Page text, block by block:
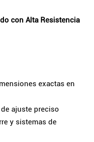
con Alta Resistencia
exactas en
ajuste preciso
y sistemas de